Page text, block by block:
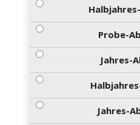
Probe-
Jahres-
Jahres-